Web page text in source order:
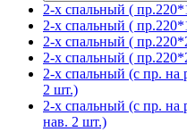
2-х спальный (
2-х спальный (
2-х спальный (
2-х спальный (
2-х спальный (с пр. на
2 шт.)
2-х спальный (с пр. на
нав. 2 шт.)